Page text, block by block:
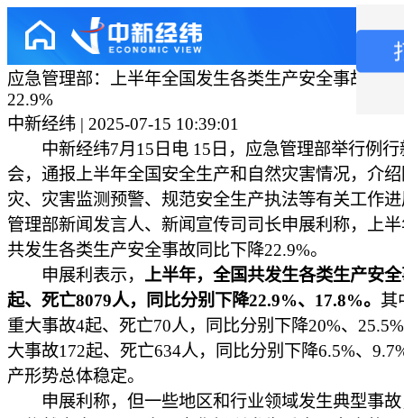
应急管理部：上半年全国发生各类生产安全事故同
22.9%
中新经纬 | 2025-07-15 10:39:01
中新经纬7月15日电 15日，应急管理部举行例行
会，通报上半年全国安全生产和自然灾害情况，介
灾、灾害监测预警、规范安全生产执法等有关工作
管理部新闻发言人、新闻宣传司司长申展利称，上
共发生各类生产安全事故同比下降22.9%。
申展利表示， 上半年，全国共发生各类生产安
起、死亡8079人，同比分别下降22.9%、17.8%。 其
重大事故4起、死亡70人，同比分别下降20%、
大事故172起、死亡634人，同比分别下降6.5%、
产形势总体稳定。
申展利称，但一些地区和行业领域发生典型事故